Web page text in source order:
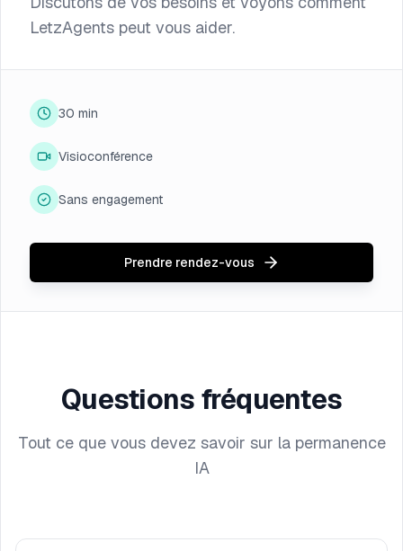
LetzAgents peut vous aider.
30 min
Visioconférence
Sans engagement
Prendre rendez-vous
Questions fréquentes
Tout ce que vous devez savoir sur la permanence
IA